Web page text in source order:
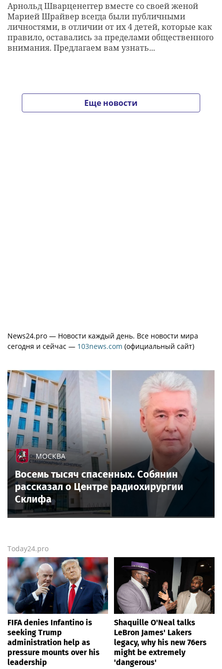
Арнольд Шварценеггер вместе со своей женой
Марией Шрайвер всегда были публичными
личностями, в отличии от их 4 детей, которые как
правило, оставались за пределами общественного
внимания. Предлагаем вам узнать...
Еще новости
News24.pro — Новости каждый день. Все новости мира
сегодня и сейчас — 103news.com (официальный сайт)
МОСКВА
Восемь тысяч спасенных. Собянин
рассказал о Центре радиохирургии
Склифа
Today24.pro
FIFA denies Infantino is
seeking Trump
administration help as
pressure mounts over his
leadership
Shaquille O'Neal talks
LeBron James' Lakers
legacy, why his new 76ers
might be extremely
'dangerous'